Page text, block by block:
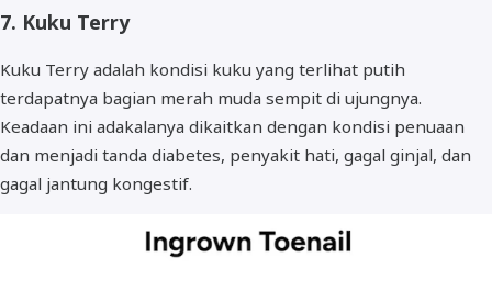
7. Kuku Terry
Kuku Terry adalah kondisi kuku yang terlihat putih
terdapatnya bagian merah muda sempit di ujungnya.
Keadaan ini adakalanya dikaitkan dengan kondisi penuaan
dan menjadi tanda diabetes, penyakit hati, gagal ginjal, dan
gagal jantung kongestif.